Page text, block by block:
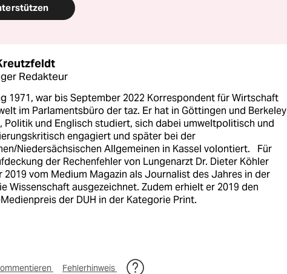
Redakteur
1971, war bis September 2022 Korrespondent für Wirtschaft
im Parlamentsbüro der taz. Er hat in Göttingen und Berkeley
Politik und Englisch studiert, sich dabei umweltpolitisch und
engagiert und später bei der
Niedersächsischen Allgemeinen in Kassel volontiert. Für
der Rechenfehler von Lungenarzt Dr. Dieter Köhler
2019 vom Medium Magazin als Journalist des Jahres in der
Wissenschaft ausgezeichnet. Zudem erhielt er 2019 den
der DUH in der Kategorie Print.
Fehlerhinweis